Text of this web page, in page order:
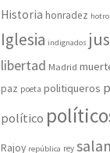
Historia honradez
Iglesia indignados
libertad Madrid
paz poeta politiqueros
político
Rajoy república rey